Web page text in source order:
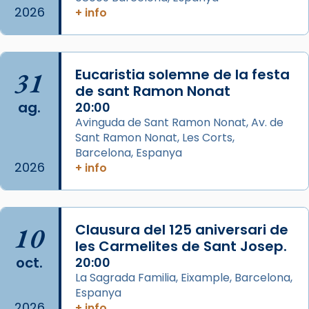
de Barcelona.
2 weeks ago
comitè organitzador de la visita apostòlica
del Sant Pare Lleó XIV a Barcelona, i als
col·laboradors, a la Catedral de Barcelona.
L’arquebisbe de Barcelona, el cardenal Joan
Josep Omella, ha presidit la missa i l’ha
concelebrat el bisbe auxiliar de Barcelona,
Mons. David Abadías.
📸 Dr. G. Simón
Photo
View on Facebook Share
Arquebisbat de Barcelona
2 weeks ago
2026
+ info
31
ag.
2026
Eucaristia solemne de la festa
de sant Ramon Nonat
20:00
Avinguda de Sant Ramon Nonat, Av. de
Sant Ramon Nonat, Les Corts,
Barcelona, Espanya
+ info
10
oct.
Clausura del 125 aniversari de
les Carmelites de Sant Josep.
20:00
La Sagrada Familia, Eixample, Barcelona,
Espanya